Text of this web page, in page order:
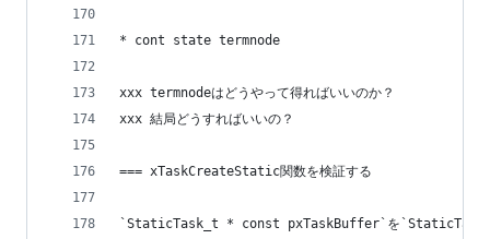
* cont state termnode
xxx termnodeはどうやって得ればいいのか？
xxx 結局どうすればいいの？
=== xTaskCreateStatic関数を検証する
`StaticTask_t * const pxTaskBuffer`を